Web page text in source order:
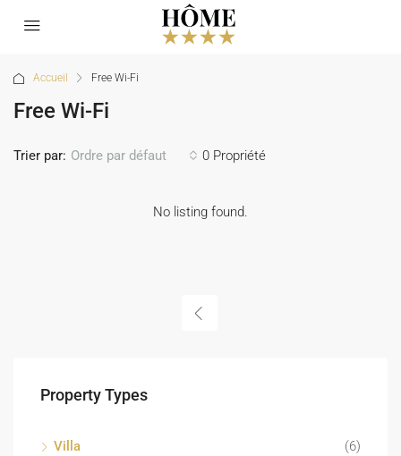
Accueil Free Wi-Fi
Free Wi-Fi
0 Propriété
Trier par: Ordre par défaut
No listing found.
Property Types
Villa (6)